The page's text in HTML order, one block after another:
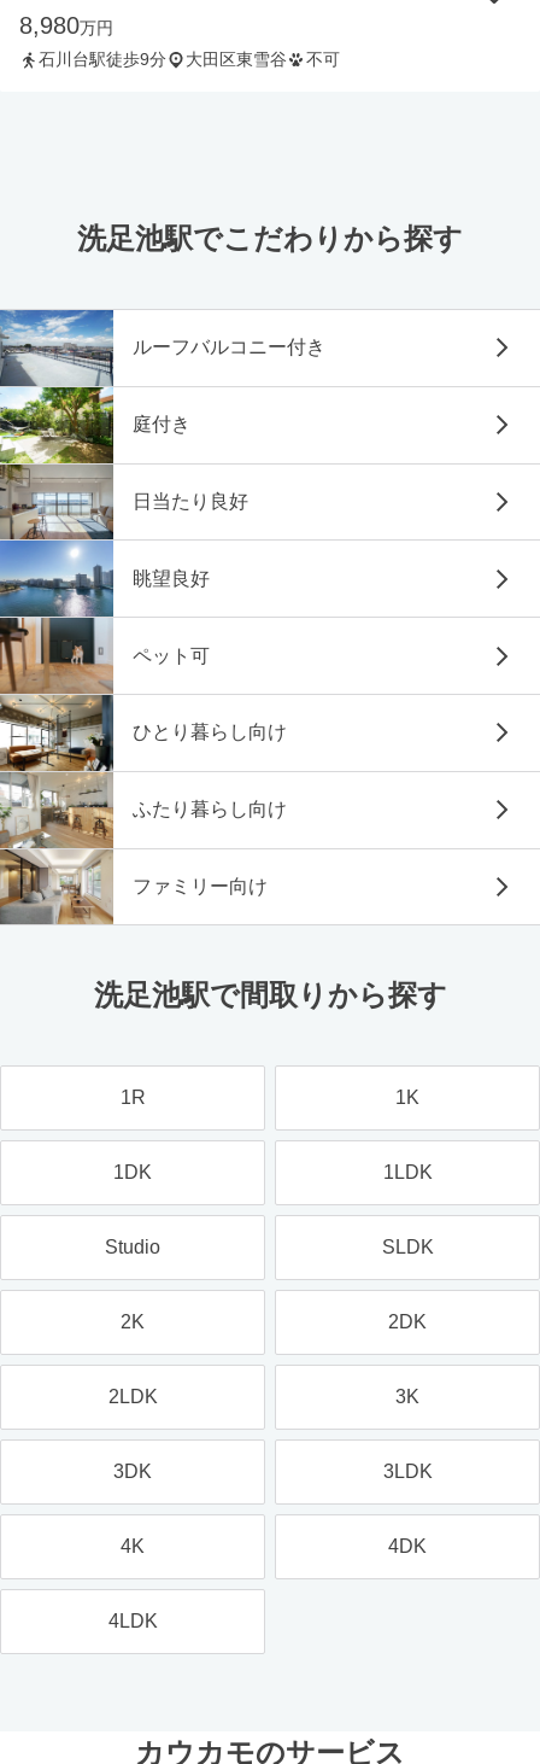
8,980万円
石川台駅徒歩9分
大田区東雪谷 不可
洗足池駅でこだわりから探す
ルーフバルコニー付き
庭付き
日当たり良好
眺望良好
ペット可
ひとり暮らし向け
ふたり暮らし向け
ファミリー向け
洗足池駅で間取りから探す
1R 1K
1DK 1LDK
Studio SLDK
2K 2DK
2LDK 3K
3DK 3LDK
4K 4DK
4LDK
カウカモのサービス